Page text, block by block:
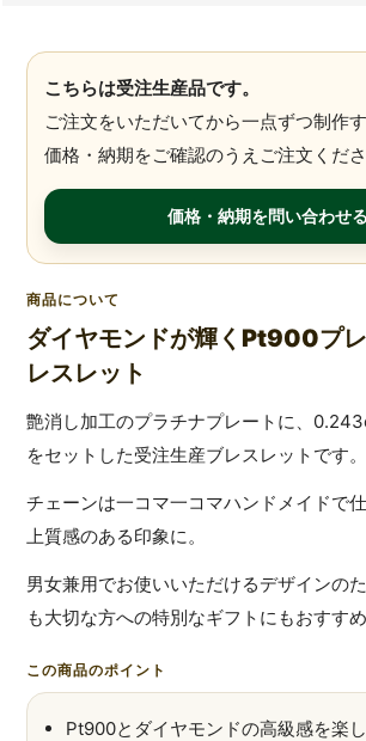
こちらは受注生産品です。
ご注文をいただいてから一点ずつ制作す
価格・納期をご確認のうえご注文くださ
価格・納期を問い合わせる
商品について
ダイヤモンドが輝くPt900プ
レスレット
艶消し加工のプラチナプレートに、
をセットした受注生産ブレスレットです。
チェーンは一コマ一コマハンドメイドで
上質感のある印象に。
男女兼用でお使いいただけるデザインの
も大切な方への特別なギフトにもおすすめ
この商品のポイント
Pt900とダイヤモンドの高級感を楽